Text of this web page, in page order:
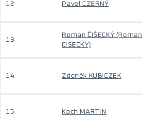
12 Pavel CZERNÝ
13
Roman ČIŠECKÝ (Roman
CISECKY)
14 Zdeněk KUBICZEK
15 Koch MARTIN